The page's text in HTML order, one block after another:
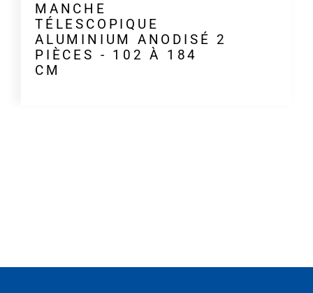
MANCHE
TÉLESCOPIQUE
ALUMINIUM ANODISÉ 2
PIÈCES - 102 À 184
CM